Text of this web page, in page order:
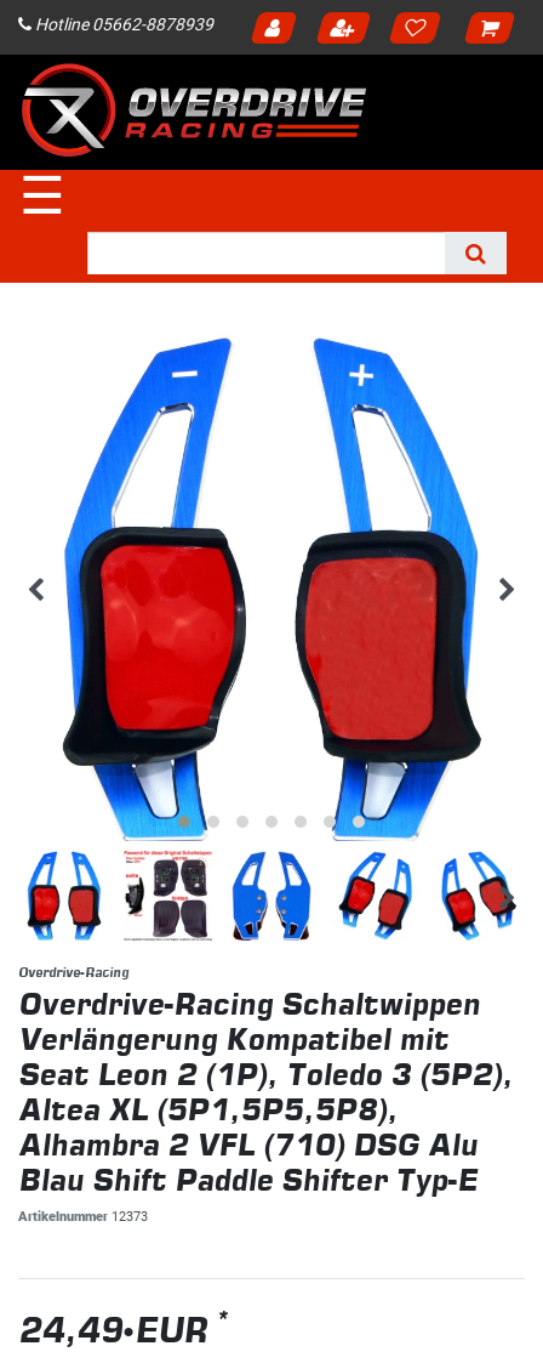
Hotline 05662-8878939
☰
Overdrive-Racing
Overdrive-Racing Schaltwippen
Verlängerung Kompatibel mit
Seat Leon 2 (1P), Toledo 3 (5P2),
Altea XL (5P1,5P5,5P8),
Alhambra 2 VFL (710) DSG Alu
Blau Shift Paddle Shifter Typ-E
Artikelnummer 12373
24,49 EUR *